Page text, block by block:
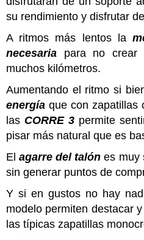
su rendimiento y disfrutar
A ritmos más lentos la
necesaria para no crear
muchos kilómetros.
Aumentando el ritmo si
energía que con zapatillas
las CORRE 3 permite
pisar más natural que es
Elagarre del talón es muy
sin generar puntos de
Y si en gustos no hay
modelo permiten destacar
las típicas zapatillas